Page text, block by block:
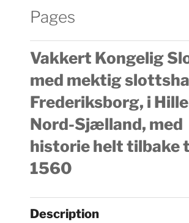
Pages
Vakkert Kongelig
med mektig
Frederiksborg, i
Nord-Sjælland, med
historie helt tilbake
1560
Description